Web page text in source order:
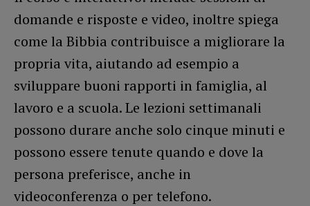
domande e risposte e video, inoltre spiega
come la Bibbia contribuisce a migliorare la
propria vita, aiutando ad esempio a
sviluppare buoni rapporti in famiglia, al
lavoro e a scuola. Le lezioni settimanali
possono durare anche solo cinque minuti e
possono essere tenute quando e dove la
persona preferisce, anche in
videoconferenza o per telefono.